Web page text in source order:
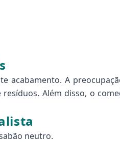
acabamento. A
Além disso, o
neutro.